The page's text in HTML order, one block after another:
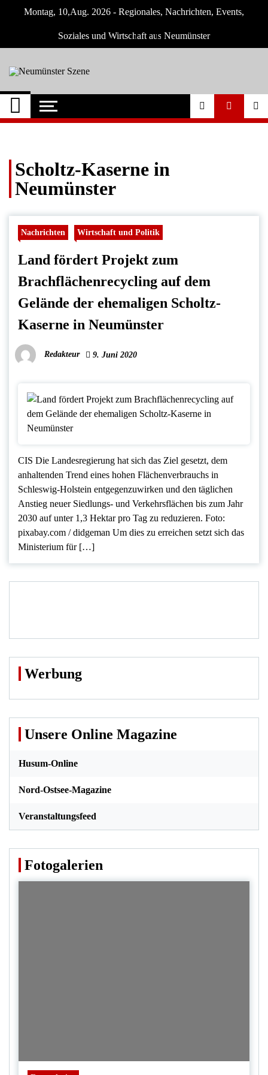
Montag, 10,Aug. 2026 - Regionales, Nachrichten, Events,
Soziales und Wirtschaft aus Neumünster
Neumünster Szene
Neuigkeiten und Nachrichten aus
Neumünster und Umgebung
Scholtz-Kaserne in
Neumünster
Nachrichten Wirtschaft und Politik
Land fördert Projekt zum
Brachflächenrecycling auf dem
Gelände der ehemaligen Scholtz-
Kaserne in Neumünster
Redakteur 9. Juni 2020
CIS Die Landesregierung hat sich das Ziel gesetzt, dem
anhaltenden Trend eines hohen Flächenverbrauchs in
Schleswig-Holstein entgegenzuwirken und den täglichen
Anstieg neuer Siedlungs- und Verkehrsflächen bis zum Jahr
2030 auf unter 1,3 Hektar pro Tag zu reduzieren. Foto:
pixabay.com / didgeman Um dies zu erreichen setzt sich das
Ministerium für […]
Werbung
Unsere Online Magazine
Husum-Online
Nord-Ostsee-Magazine
Veranstaltungsfeed
Fotogalerien